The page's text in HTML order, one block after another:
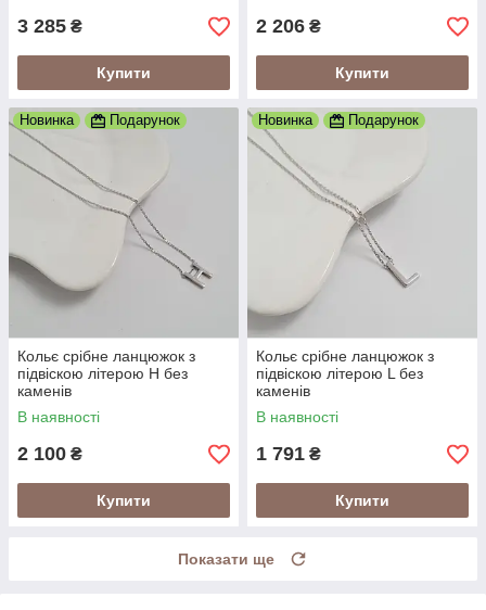
3 285 ₴
Купити
2 206 ₴
Купити
Новинка Подарунок
Кольє срібне ланцюжок з
підвіскою літерою Н без
каменів
В наявності
2 100 ₴
Купити
Новинка Подарунок
Кольє срібне ланцюжок з
підвіскою літерою L без
каменів
В наявності
1 791 ₴
Купити
Показати ще